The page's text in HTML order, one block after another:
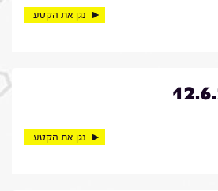
נגן את הקטע
נגן את הקטע